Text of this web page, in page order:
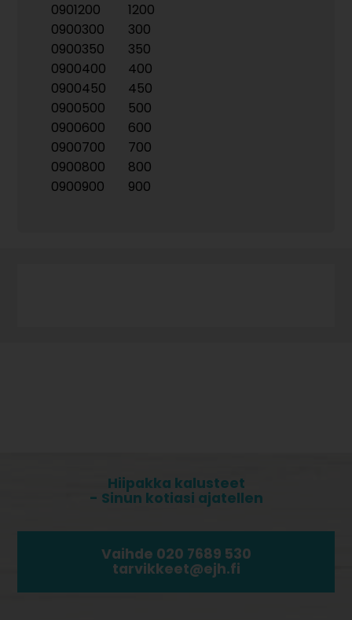
0901200
1200
0900300
300
0900350
350
0900400
400
0900450
450
0900500
500
0900600
600
0900700
700
0900800
800
0900900
900
Hiipakka kalusteet
- Sinun kotiasi ajatellen
Vaihde 020 7689 530
tarvikkeet@ejh.fi